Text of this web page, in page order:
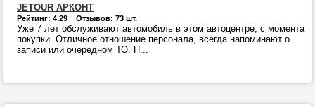
JETOUR АРКОНТ
Рейтинг: 4.29 Отзывов: 73 шт.
Уже 7 лет обслуживают автомобиль в этом автоцентре, с момента
покупки. Отличное отношение персонала, всегда напоминают о
записи или очередном ТО. П...